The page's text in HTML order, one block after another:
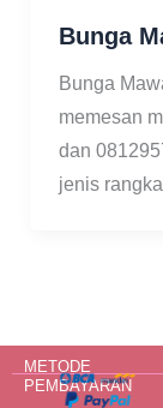
Bunga
Bunga
memesan
dan
jenis
METODE
PEMBAYARAN